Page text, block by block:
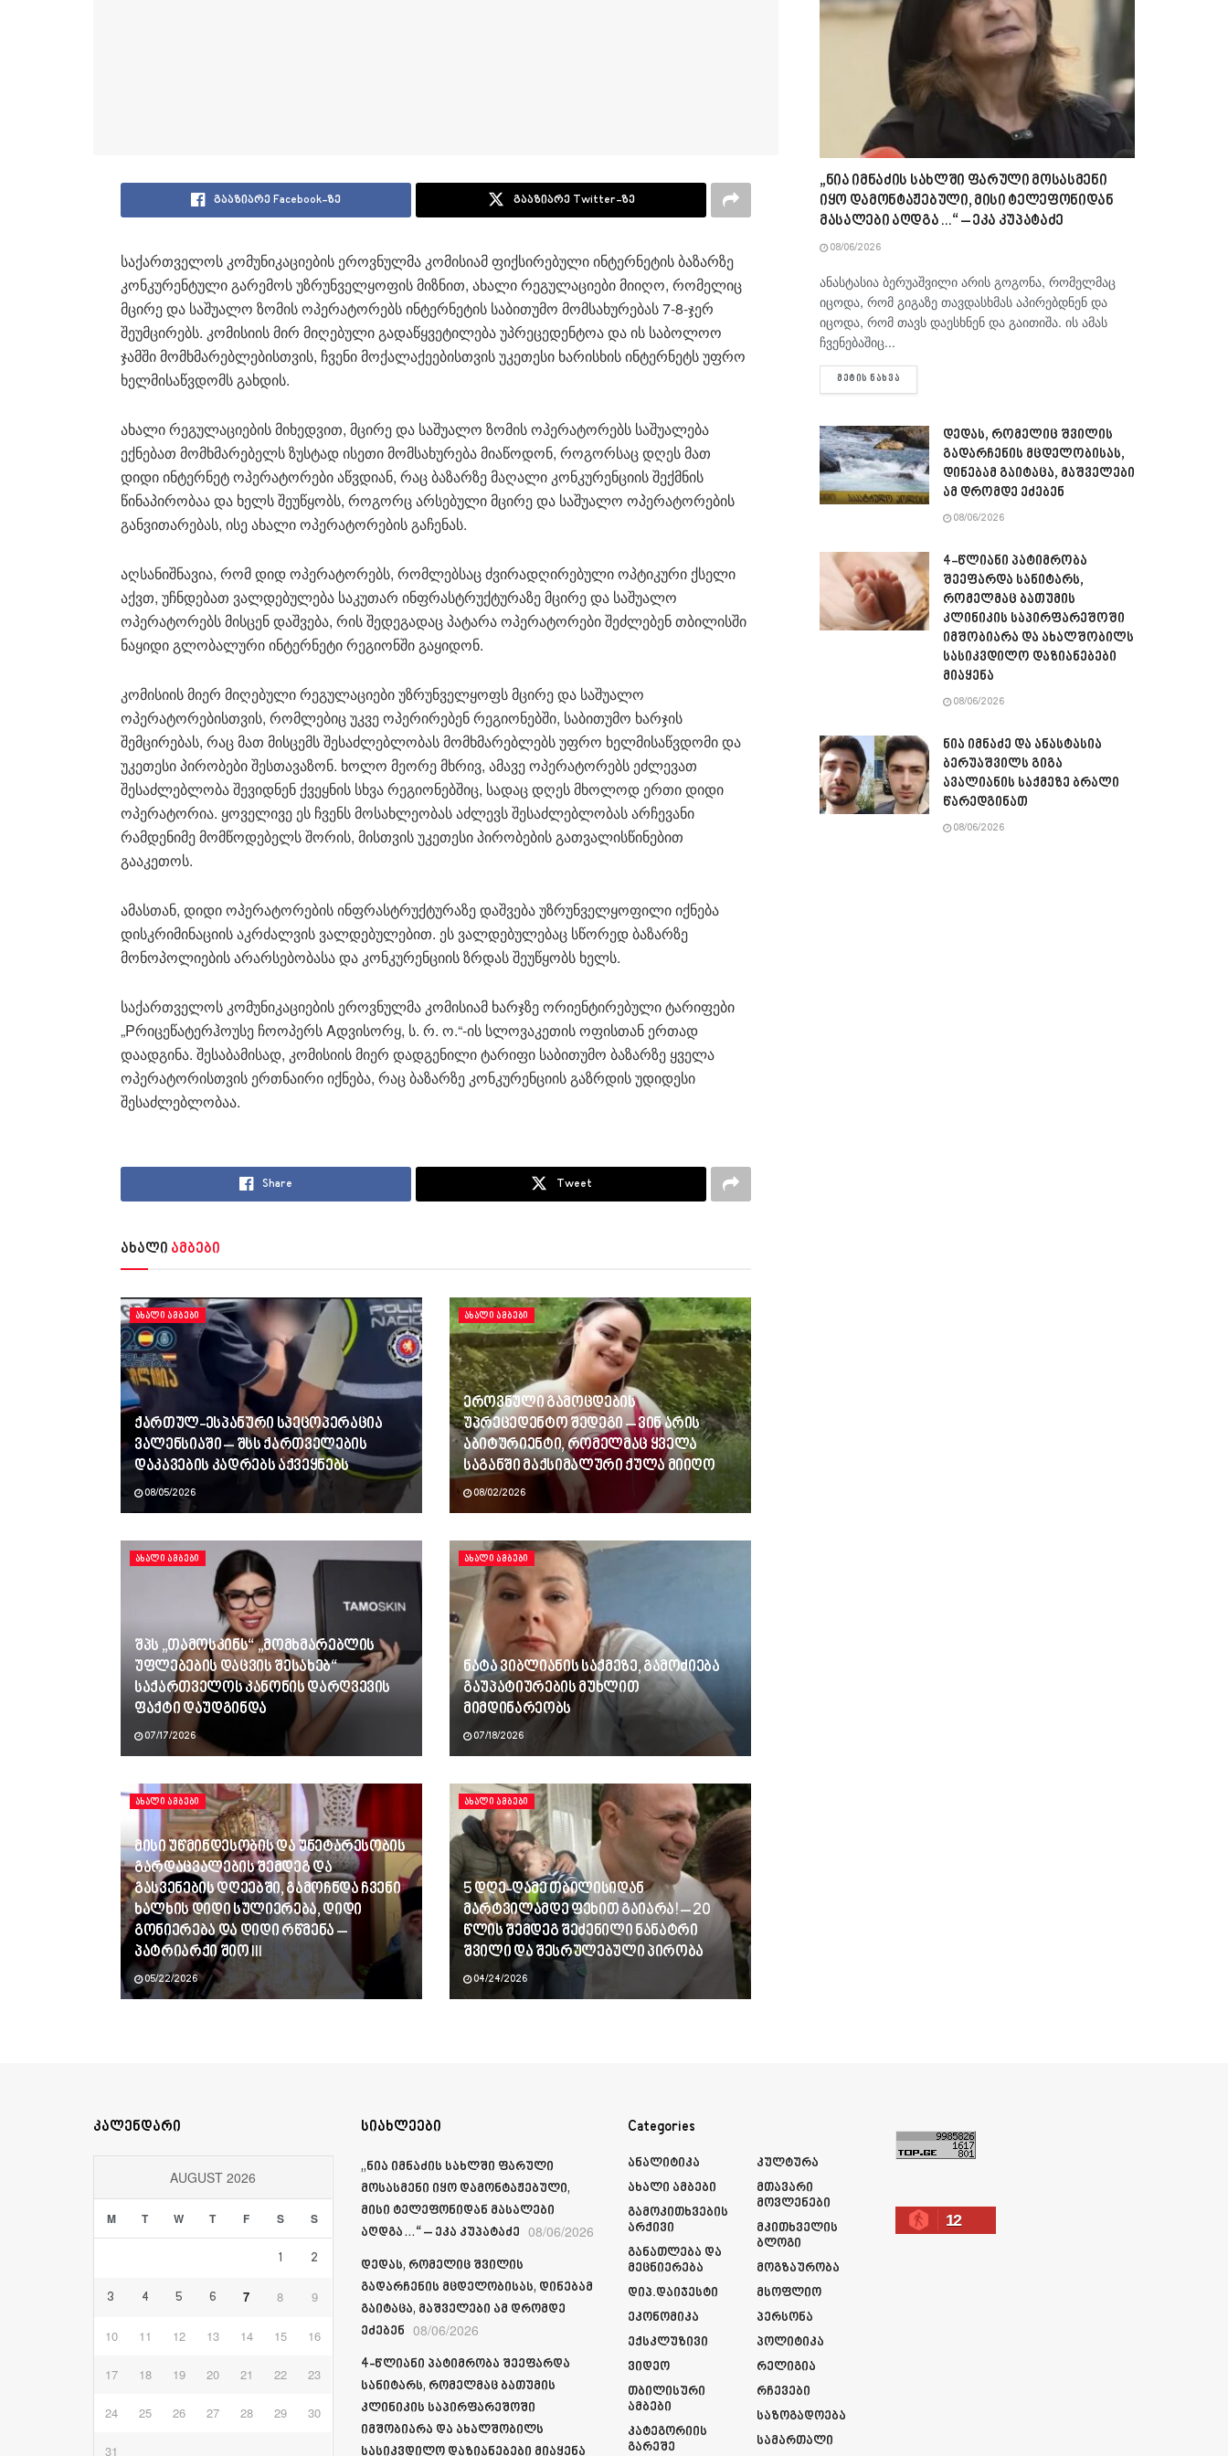
გააზიარე Facebook-ზე გააზიარე Twitter-ზე
საქართველოს კომუნიკაციების ეროვნულმა კომისიამ ფიქსირებული ინტერნეტის ბაზარზე
კონკურენტული გარემოს უზრუნველყოფის მიზნით, ახალი რეგულაციები მიიღო, რომელიც
მცირე და საშუალო ზომის ოპერატორებს ინტერნეტის საბითუმო მომსახურებას 7-8-ჯერ
შეუმცირებს. კომისიის მირ მიღებული გადაწყვეტილება უპრეცედენტოა და ის საბოლოო
ჯამში მომხმარებლებისთვის, ჩვენი მოქალაქეებისთვის უკეთესი ხარისხის ინტერნეტს უფრო
ხელმისაწვდომს გახდის.
ახალი რეგულაციების მიხედვით, მცირე და საშუალო ზომის ოპერატორებს საშუალება
ექნებათ მომხმარებელს ზუსტად ისეთი მომსახურება მიაწოდონ, როგორსაც დღეს მათ
დიდი ინტერნეტ ოპერატორები აწვდიან, რაც ბაზარზე მაღალი კონკურენციის შექმნის
წინაპირობაა და ხელს შეუწყობს, როგორც არსებული მცირე და საშუალო ოპერატორების
განვითარებას, ისე ახალი ოპერატორების გაჩენას.
აღსანიშნავია, რომ დიდ ოპერატორებს, რომლებსაც ძვირადღირებული ოპტიკური ქსელი
აქვთ, უჩნდებათ ვალდებულება საკუთარ ინფრასტრუქტურაზე მცირე და საშუალო
ოპერატორებს მისცენ დაშვება, რის შედეგადაც პატარა ოპერატორები შეძლებენ თბილისში
ნაყიდი გლობალური ინტერნეტი რეგიონში გაყიდონ.
კომისიის მიერ მიღებული რეგულაციები უზრუნველყოფს მცირე და საშუალო
ოპერატორებისთვის, რომლებიც უკვე ოპერირებენ რეგიონებში, საბითუმო ხარჯის
შემცირებას, რაც მათ მისცემს შესაძლებლობას მომხმარებლებს უფრო ხელმისაწვდომი და
უკეთესი პირობები შესთავაზონ. ხოლო მეორე მხრივ, ამავე ოპერატორებს ეძლევათ
შესაძლებლობა შევიდნენ ქვეყნის სხვა რეგიონებშიც, სადაც დღეს მხოლოდ ერთი დიდი
ოპერატორია. ყოველივე ეს ჩვენს მოსახლეობას აძლევს შესაძლებლობას არჩევანი
რამდენიმე მომწოდებელს შორის, მისთვის უკეთესი პირობების გათვალისწინებით
გააკეთოს.
ამასთან, დიდი ოპერატორების ინფრასტრუქტურაზე დაშვება უზრუნველყოფილი იქნება
დისკრიმინაციის აკრძალვის ვალდებულებით. ეს ვალდებულებაც სწორედ ბაზარზე
მონოპოლიების არარსებობასა და კონკურენციის ზრდას შეუწყობს ხელს.
საქართველოს კომუნიკაციების ეროვნულმა კომისიამ ხარჯზე ორიენტირებული ტარიფები
„Pრიცეწატერჰოუსე ჩოოპერს Aდვისორყ, ს. რ. ო.“-ის სლოვაკეთის ოფისთან ერთად
დაადგინა. შესაბამისად, კომისიის მიერ დადგენილი ტარიფი საბითუმო ბაზარზე ყველა
ოპერატორისთვის ერთნაირი იქნება, რაც ბაზარზე კონკურენციის გაზრდის უდიდესი
შესაძლებლობაა.
Share Tweet
ახალი ამბები
ᲐᲮᲐᲚᲘ ᲐᲛᲑᲔᲑᲘ
ქართულ-ესპანური სპეცოპერაცია
ვალენსიაში – შსს ქართველების
დაკავების კადრებს აქვეყნებს
08/05/2026
ᲐᲮᲐᲚᲘ ᲐᲛᲑᲔᲑᲘ
ეროვნული გამოცდების
უპრეცედენტო შედეგი – ვინ არის
აბიტურიენტი, რომელმაც ყველა
საგანში მაქსიმალური ქულა მიიღო
08/02/2026
ᲐᲮᲐᲚᲘ ᲐᲛᲑᲔᲑᲘ
შპს „თამოსკინს“ „მომხმარებლის
უფლებების დაცვის შესახებ“
საქართველოს კანონის დარღვევის
ფაქტი დაუდგინდა
07/17/2026
ᲐᲮᲐᲚᲘ ᲐᲛᲑᲔᲑᲘ
ნატა ვიბლიანის საქმეზე, გამოძიება
გაუპატიურების მუხლით
მიმდინარეობს
07/18/2026
ᲐᲮᲐᲚᲘ ᲐᲛᲑᲔᲑᲘ
მისი უწმინდესობის და უნეტარესობის
გარდაცვალების შემდეგ და
გასვენების დღეებში, გამოჩნდა ჩვენი
ხალხის დიდი სულიერება, დიდი
გონიერება და დიდი რწმენა –
პატრიარქი შიო III
05/22/2026
ᲐᲮᲐᲚᲘ ᲐᲛᲑᲔᲑᲘ
5 დღე-ღამე თბილისიდან
მარტვილამდე ფეხით გაიარა! – 20
წლის შემდეგ შეძენილი ნანატრი
შვილი და შესრულებული პირობა
04/24/2026
„ნია იმნაძის სახლში ფარული მოსასმენი
იყო დამონტაჟებული, მისი ტელეფონიდან
მასალები აღდგა…“ – ეკა კუპატაძე
08/06/2026
ანასტასია ბერუაშვილი არის გოგონა, რომელმაც
იცოდა, რომ გიგაზე თავდასხმას აპირებდნენ და
იცოდა, რომ თავს დაესხნენ და გაითიშა. ის ამას
ჩვენებაშიც...
ᲛᲔᲢᲘᲡ ᲜᲐᲮᲕᲐ
დედას, რომელიც შვილის
გადარჩენის მცდელობისას,
დინებამ გაიტაცა, მაშველები
ამ დრომდე ეძებენ
08/06/2026
4-წლიანი პატიმრობა
შეეფარდა სანიტარს,
რომელმაც ბათუმის
კლინიკის საპირფარეშოში
იმშობიარა და ახალშობილს
სასიკვდილო დაზიანებები
მიაყენა
08/06/2026
ნია იმნაძე და ანასტასია
ბერუაშვილს გიგა
ავალიანის საქმეზე ბრალი
წარედგინათ
08/06/2026
კალენდარი
AUGUST 2026
M T W T F S S
1 2
3 4 5 6 7 8 9
10 11 12 13 14 15 16
17 18 19 20 21 22 23
24 25 26 27 28 29 30
31
სიახლეები
„ნია იმნაძის სახლში ფარული
მოსასმენი იყო დამონტაჟებული,
მისი ტელეფონიდან მასალები
აღდგა…“ – ეკა კუპატაძე 08/06/2026
დედას, რომელიც შვილის
გადარჩენის მცდელობისას, დინებამ
გაიტაცა, მაშველები ამ დრომდე
ეძებენ 08/06/2026
4-წლიანი პატიმრობა შეეფარდა
სანიტარს, რომელმაც ბათუმის
კლინიკის საპირფარეშოში
იმშობიარა და ახალშობილს
სასიკვდილო დაზიანებები მიაყენა
Categories
Ანალიტიკა
Ახალი Ამბები
Გამოკითხვების
Არქივი
Განათლება Და
Მეცნიერება
Დიპ.დაიჯესტი
Ეკონომიკა
Ექსკლუზივი
Ვიდეო
Თბილისური
Ამბები
Კატეგორიის
Გარეშე
Კულტურა
Მთავარი
Მოვლენები
Მკითხველის
Ბლოგი
Მოგზაურობა
Მსოფლიო
Პერსონა
Პოლიტიკა
Რელიგია
Რჩევები
Საზოგადოება
Სამართალი
12